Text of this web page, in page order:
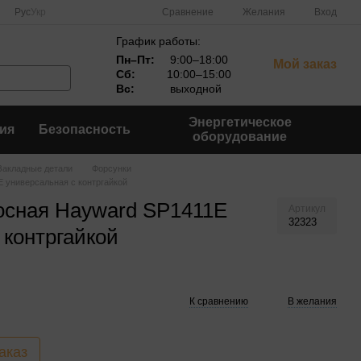
Рус Сравнение Желания Вход
График работы:
Пн–Пт:
9:00–18:00
Сб:
10:00–15:00
Вс:
выходной
Мой заказ
Безопасность
Энергетическое
оборудование
Закладные детали
Форсунки
с контргайкой
Hayward SP1411E
32323
К сравнению В желания